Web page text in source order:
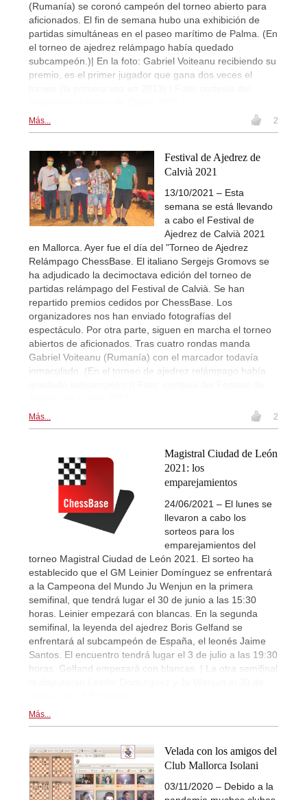
(Rumanía) se coronó campeón del torneo abierto para
aficionados. El fin de semana hubo una exhibición de
partidas simultáneas en el paseo marítimo de Palma. (En
el torneo de ajedrez relámpago había quedado
subcampeón.)| En la foto: Gabriel Voiteanu recibiendo su
premio, es el primer jugador que gana dos veces el
Más... 2
Festival de Ajedrez de
Calvià 2021
13/10/2021 – Esta
semana se está llevando
a cabo el Festival de
Ajedrez de Calvià 2021
en Mallorca. Ayer fue el día del "Torneo de Ajedrez
Relámpago ChessBase. El italiano Sergejs Gromovs se
ha adjudicado la decimoctava edición del torneo de
partidas relámpago del Festival de Calvià. Se han
repartido premios cedidos por ChessBase. Los
organizadores nos han enviado fotografías del
espectáculo. Por otra parte, siguen en marcha el torneo
abiertos de aficionados. Tras cuatro rondas manda
Gabriel Voiteanu (Rumanía) con el marcador todavía
inmaculado. (En el torneo de ajedrez relámpago había
Más... 2
Magistral Ciudad de León
2021: los
emparejamientos
24/06/2021 – El lunes se
llevaron a cabo los
sorteos para los
emparejamientos del
torneo Magistral Ciudad de León 2021. El sorteo ha
establecido que el GM Leinier Domínguez se enfrentará
a la Campeona del Mundo Ju Wenjun en la primera
semifinal, que tendrá lugar el 30 de junio a las 15:30
horas. Leinier empezará con blancas. En la segunda
semifinal, la leyenda del ajedrez Boris Gelfand se
enfrentará al subcampeón de España, el leonés Jaime
Santos. El encuentro tendrá lugar el 3 de julio a las 19:30
horas. Gelfand empezará con blancas. | La otra semifinal
Más...
Velada con los amigos del
Club Mallorca Isolani
03/11/2020 – Debido a la